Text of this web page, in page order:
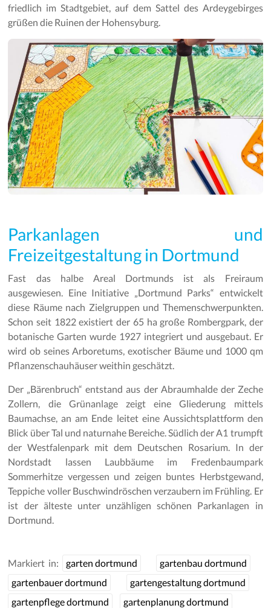
friedlich im Stadtgebiet, auf dem Sattel des Ardeygebirges
grüßen die Ruinen der Hohensyburg.
Parkanlagen und
Freizeitgestaltung in Dortmund
Fast das halbe Areal Dortmunds ist als Freiraum
ausgewiesen. Eine Initiative „Dortmund Parks“ entwickelt
diese Räume nach Zielgruppen und Themenschwerpunkten.
Schon seit 1822 existiert der 65 ha große Rombergpark, der
botanische Garten wurde 1927 integriert und ausgebaut. Er
wird ob seines Arboretums, exotischer Bäume und 1000 qm
Pflanzenschauhäuser weithin geschätzt.
Der „Bärenbruch“ entstand aus der Abraumhalde der Zeche
Zollern, die Grünanlage zeigt eine Gliederung mittels
Baumachse, an am Ende leitet eine Aussichtsplattform den
Blick über Tal und naturnahe Bereiche. Südlich der A1 trumpft
der Westfalenpark mit dem Deutschen Rosarium. In der
Nordstadt lassen Laubbäume im Fredenbaumpark
Sommerhitze vergessen und zeigen buntes Herbstgewand,
Teppiche voller Buschwindröschen verzaubern im Frühling. Er
ist der älteste unter unzähligen schönen Parkanlagen in
Dortmund.
Markiert in: garten dortmund
gartenbau dortmund
gartenbauer dortmund
gartengestaltung dortmund
gartenpflege dortmund
gartenplanung dortmund